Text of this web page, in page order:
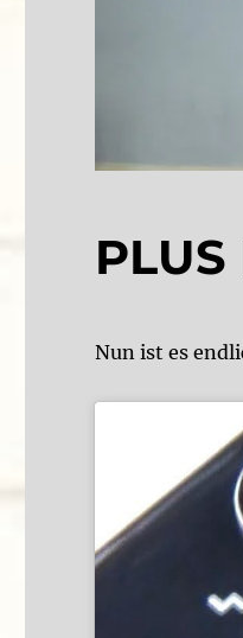
Nun ist es